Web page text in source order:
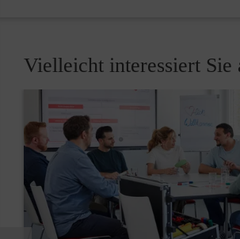
Vielleicht interessiert Sie